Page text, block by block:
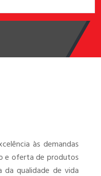
às demandas
e oferta de produtos
da qualidade de vida